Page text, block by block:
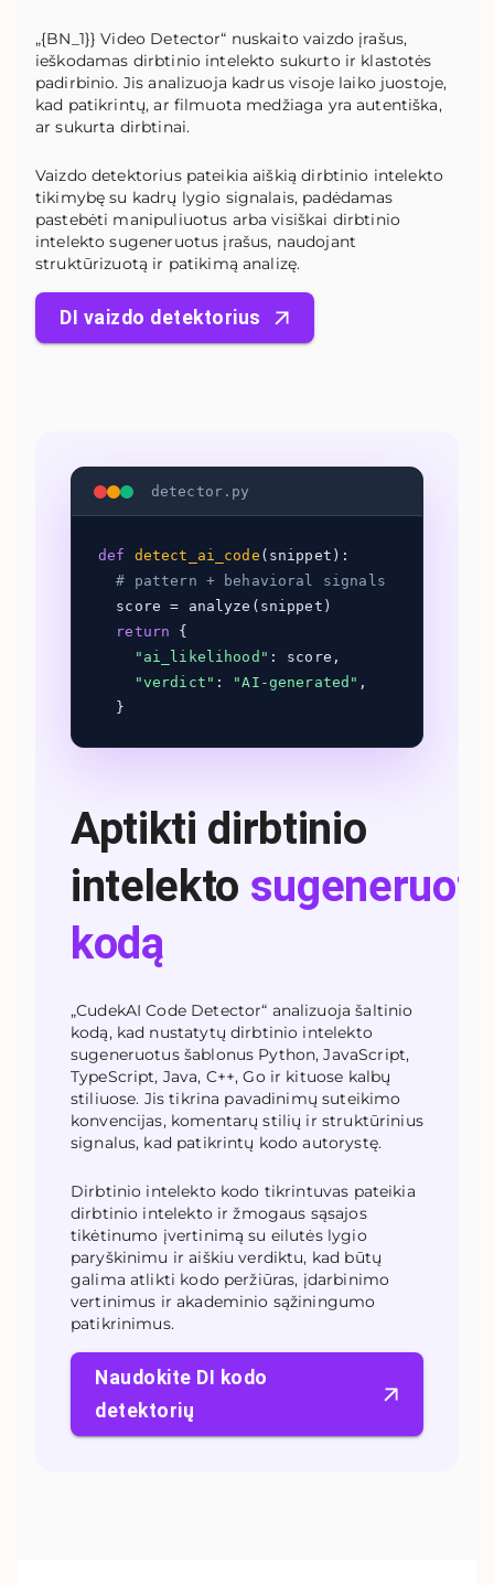
„{BN_1}} Video Detector“ nuskaito vaizdo įrašus,
ieškodamas dirbtinio intelekto sukurto ir klastotės
padirbinio. Jis analizuoja kadrus visoje laiko juostoje,
kad patikrintų, ar filmuota medžiaga yra autentiška,
ar sukurta dirbtinai.
Vaizdo detektorius pateikia aiškią dirbtinio intelekto
tikimybę su kadrų lygio signalais, padėdamas
pastebėti manipuliuotus arba visiškai dirbtinio
intelekto sugeneruotus įrašus, naudojant
struktūrizuotą ir patikimą analizę.
DI vaizdo detektorius
detector.py
def detect_ai_code (snippet):
# pattern + behavioral signals
score = analyze(snippet)
return
{
"ai_likelihood" : score,
"verdict" : "AI-generated" ,
}
Aptikti dirbtinio
intelekto sugeneruotą
kodą
„CudekAI Code Detector“ analizuoja šaltinio
kodą, kad nustatytų dirbtinio intelekto
sugeneruotus šablonus Python, JavaScript,
TypeScript, Java, C++, Go ir kituose kalbų
stiliuose. Jis tikrina pavadinimų suteikimo
konvencijas, komentarų stilių ir struktūrinius
signalus, kad patikrintų kodo autorystę.
Dirbtinio intelekto kodo tikrintuvas pateikia
dirbtinio intelekto ir žmogaus sąsajos
tikėtinumo įvertinimą su eilutės lygio
paryškinimu ir aiškiu verdiktu, kad būtų
galima atlikti kodo peržiūras, įdarbinimo
vertinimus ir akademinio sąžiningumo
patikrinimus.
Naudokite DI kodo
detektorių